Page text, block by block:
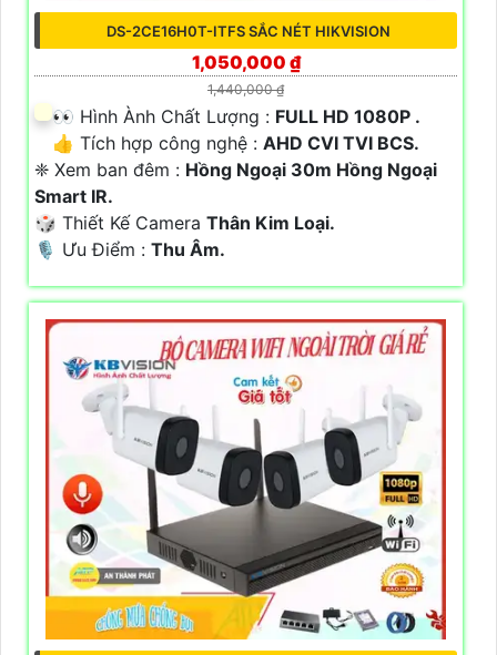
DS-2CE16H0T-ITFS SẮC NÉT HIKVISION
1,050,000 ₫
1,440,000 ₫
️👀 Hình Ành Chất Lượng : FULL HD 1080P .
👍 Tích hợp công nghệ : AHD CVI TVI BCS.
❈ Xem ban đêm : Hồng Ngoại 30m Hồng Ngoại
Smart IR.
🎲 Thiết Kế Camera Thân Kim Loại.
️🎙 Ưu Điểm : Thu Âm.